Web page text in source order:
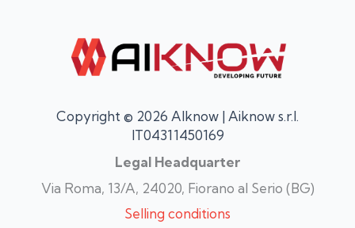
Copyright © 2026 AIknow | Aiknow s.r.l.
IT04311450169
Legal Headquarter
Via Roma, 13/A, 24020, Fiorano al Serio (BG)
Selling conditions